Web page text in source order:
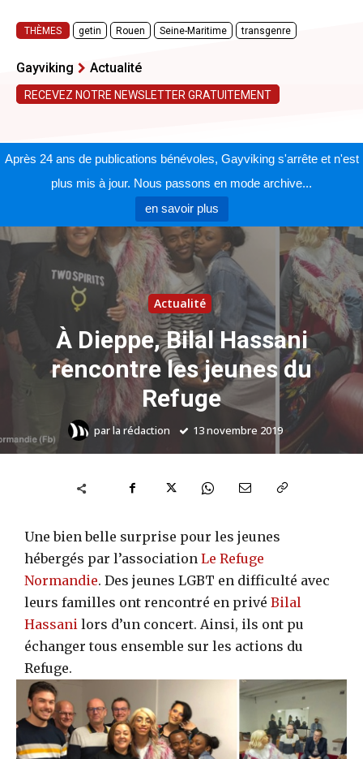
THÈMES getin Rouen Seine-Maritime transgenre
Gayviking Actualité
RECEVEZ NOTRE NEWSLETTER GRATUITEMENT